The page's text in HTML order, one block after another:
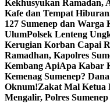
Kekhusyukan Ramadan,
Kafe dan Tempat Hiburan
127 Sumenep dan Warga
UlumPolsek Lenteng
Kerugian Korban Capai
Ramadhan, Kapolres
Kembang ApiApa Kabar
Kemenag Sumenep?
Oknum!Zakat Mal Ketua
Mengalir, Polres